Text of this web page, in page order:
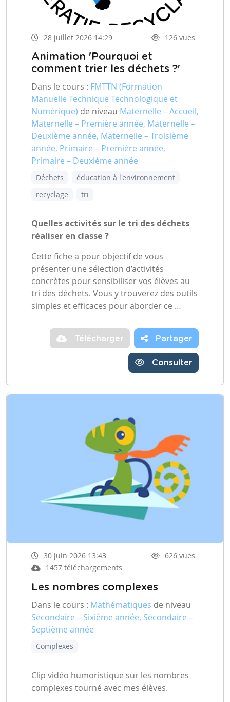
28 juillet 2026 14:29 126 vues
Animation 'Pourquoi et
comment trier les déchets ?'
Dans le cours : FMTTN (Formation
Manuelle Technique Technologique et
Numérique) de niveau Maternelle – Accueil,
Maternelle – Première année, Maternelle –
Deuxième année, Maternelle – Troisième
année, Primaire – Première année,
Primaire – Deuxième année
Déchets
éducation à l'environnement
recyclage
tri
Quelles activités sur le tri des déchets
réaliser en classe ?
Cette fiche a pour objectif de vous
présenter une sélection d’activités
concrètes pour sensibiliser vos élèves au
tri des déchets. Vous y trouverez des outils
simples et efficaces pour aborder ce …
Télécharger Partager
Consulter
30 juin 2026 13:43
626 vues
1457 téléchargements
Les nombres complexes
Dans le cours : Mathématiques de niveau
Secondaire – Sixième année, Secondaire –
Septième année
Complexes
Clip vidéo humoristique sur les nombres
complexes tourné avec mes élèves.